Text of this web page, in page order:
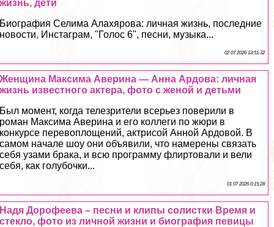
жизнь, дети
Биография Селима Алахярова: личная жизнь, последние
новости, Инстаграм, "Голос 6", песни, музыка...
02 07 2026 13:51:32
Женщина Максима Аверина — Анна Ардова: личная
жизнь известного актера, фото с женой и детьми
Был момент, когда телезрители всерьез поверили в
роман Максима Аверина и его коллеги по жюри в
конкурсе перевоплощений, актрисой Анной Ардовой. В
самом начале шоу они объявили, что намерены связать
себя узами бpaка, и всю программу флиpтовали и вели
себя, как гoлyбочки...
01 07 2026 0:15:28
Надя Дорофеева – песни и клипы солистки Время и
стекло, фото из личной жизни и биография певицы